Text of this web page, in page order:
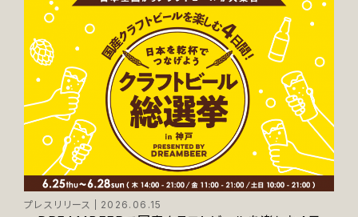
プレスリリース 2026.06.15